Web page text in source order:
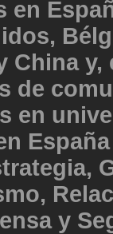
en
China
de
en
y